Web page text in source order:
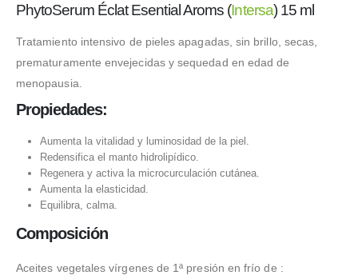
PhytoSerum Éclat Esential Aroms (Intersa) 15 ml
Tratamiento intensivo de pieles apagadas, sin brillo, secas,
prematuramente envejecidas y sequedad en edad de
menopausia.
Propiedades:
Aumenta la vitalidad y luminosidad de la piel.
Redensifica el manto hidrolipídico.
Regenera y activa la microcurculación cutánea.
Aumenta la elasticidad.
Equilibra, calma.
Composición
Aceites vegetales vírgenes de 1ª presión en frío de :